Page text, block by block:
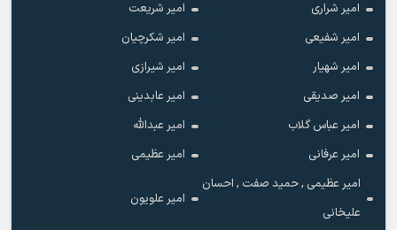
امیر شراری
امیر شریعت
امیر شفیعی
امیر شکرچیان
امیر شهیار
امیر شیرازی
امیر صدیقی
امیر عابدینی
امیر عباس گلاب
امیر عبدالله
امیر عرفانی
امیر عظیمی
امیر عظیمی , حمید صفت , احسان
علیخانی
امیر علویون